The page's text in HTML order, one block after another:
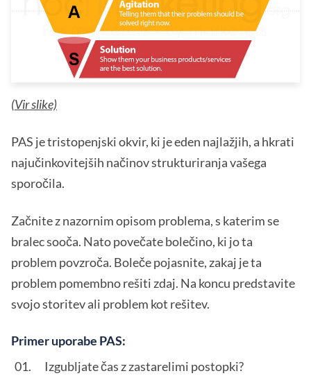
(Vir slike)
PAS je tristopenjski okvir, ki je eden najlažjih, a hkrati
najučinkovitejših načinov strukturiranja vašega
sporočila.
Začnite z nazornim opisom problema, s katerim se
bralec sooča. Nato povečate bolečino, ki jo ta
problem povzroča. Boleče pojasnite, zakaj je ta
problem pomembno rešiti zdaj. Na koncu predstavite
svojo storitev ali problem kot rešitev.
Primer uporabe PAS:
Izgubljate čas z zastarelimi postopki?